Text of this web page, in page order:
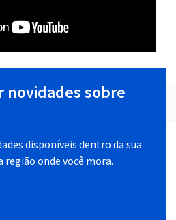
novidades sobre
disponíveis dentro da sua
região onde você mora.